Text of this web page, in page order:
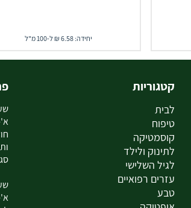
יחידה: 6.58 ₪ ל-100 מ"ל
קטגוריות
לבית
טיפוח
קוסמטיקה
לתינוק ולילד
לגיל השלישי
עזרים רפואיים
טבע
א'-
א'-ה'